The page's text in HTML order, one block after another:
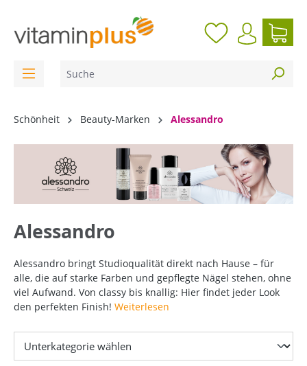
Schönheit Beauty-Marken Alessandro
Alessandro
Alessandro bringt Studioqualität direkt nach Hause – für
alle, die auf starke Farben und gepflegte Nägel stehen, ohne
viel Aufwand. Von classy bis knallig: Hier findet jeder Look
den perfekten Finish! Weiterlesen